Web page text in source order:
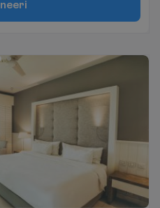
neeri